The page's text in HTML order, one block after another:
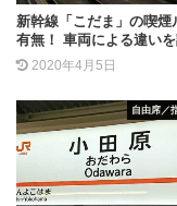
新幹線「こだま」の喫煙
有無！ 車両による違い
2020年4月5日
自由席／